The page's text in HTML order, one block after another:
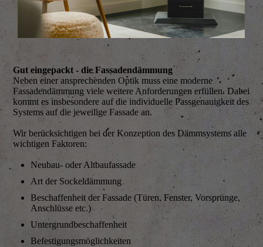
Gut eingepackt - die Fassadendämmung
Neben einer ansprechenden Optik muss eine moderne
Fassadendämmung viele weitere Anforderungen erfüllen. Dabei
kommt es insbesondere auf die individuelle Passgenauigkeit des
Systems auf die jeweilige Fassade an.
Wir berücksichtigen bei der Konzeption des Dämmsystems alle
wichtigen Faktoren:
Neubau- oder Altbaufassade
Art der Sockeldämmung
Beschaffenheit der Fassade (Türen, Fenster, Vorsprünge,
Anschlüsse etc.)
Untergrundbeschaffenheit
Befestigungsmöglichkeiten